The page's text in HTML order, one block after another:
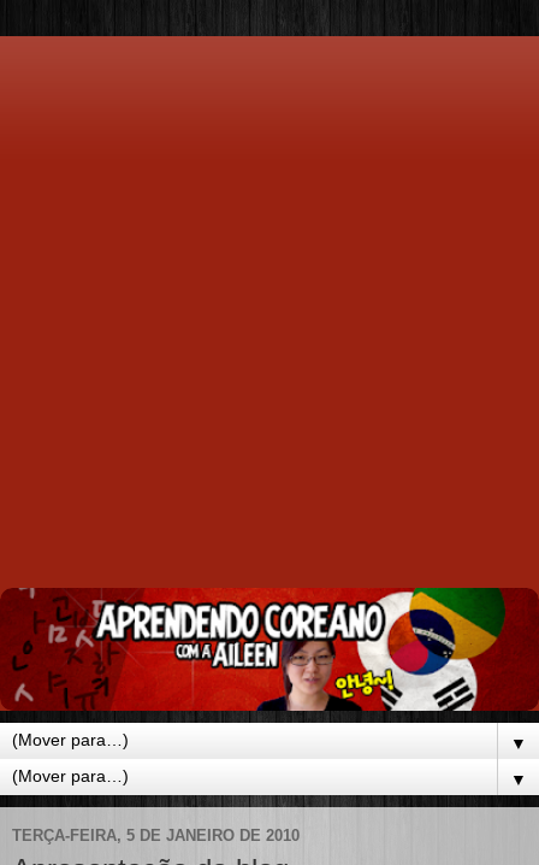
▼
▼
TERÇA-FEIRA, 5 DE JANEIRO DE 2010